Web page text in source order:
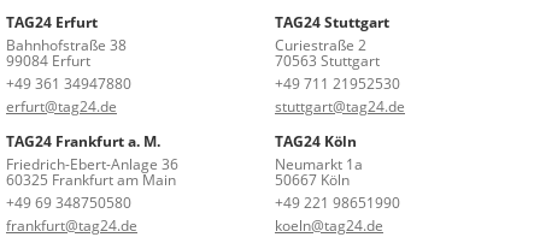
TAG24 Erfurt
Bahnhofstraße 38
99084 Erfurt
+49 361 34947880
erfurt@tag24.de
TAG24 Stuttgart
Curiestraße 2
70563 Stuttgart
+49 711 21952530
stuttgart@tag24.de
TAG24 Frankfurt a. M.
Friedrich-Ebert-Anlage 36
60325 Frankfurt am Main
+49 69 348750580
frankfurt@tag24.de
TAG24 Köln
Neumarkt 1a
50667 Köln
+49 221 98651990
koeln@tag24.de